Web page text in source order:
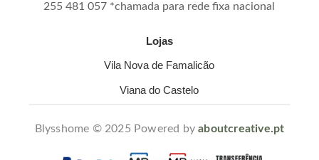
255 481 057 *chamada para rede fixa nacional
Lojas
Vila Nova de Famalicão
Viana do Castelo
Blysshome © 2025 Powered byaboutcreative.pt